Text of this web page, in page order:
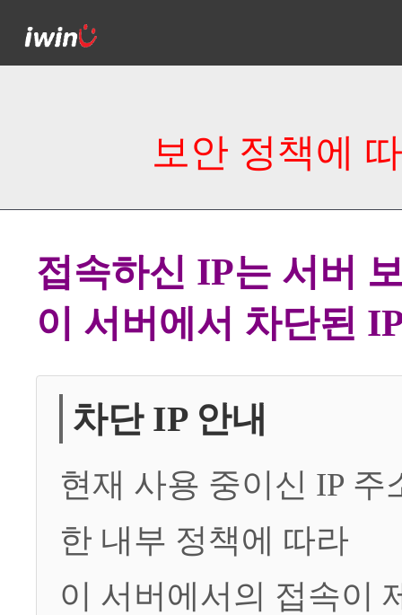
보안 정책에
접속하신 IP는 서버
이 서버에서 차단된
차단 IP 안내
현재 사용 중이신 IP
한 내부 정책에 따라
이 서버에서의 접속이